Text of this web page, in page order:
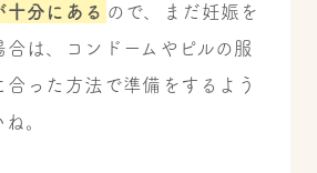
十分にある ので、まだ妊娠を
合は、コンドームやピルの服
合った方法で準備をするよう
。